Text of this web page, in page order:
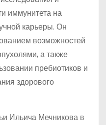
иммунитета на
карьеры. Он
возможностей
а также
пребиотиков и
здорового
Ильича Мечникова в